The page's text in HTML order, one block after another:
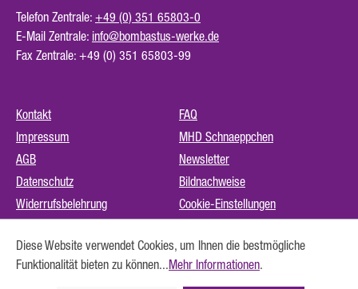
Telefon Zentrale: +49 (0) 351 65803-0
E-Mail Zentrale: info@bombastus-werke.de
Fax Zentrale: +49 (0) 351 65803-99
Kontakt
Impressum
AGB
Datenschutz
Widerrufsbelehrung
FAQ
MHD Schnaeppchen
Newsletter
Bildnachweise
Cookie-Einstellungen
Barrierefreiheit
Diese Website verwendet Cookies, um Ihnen die bestmögliche
Funktionalität bieten zu können...Mehr Informationen.